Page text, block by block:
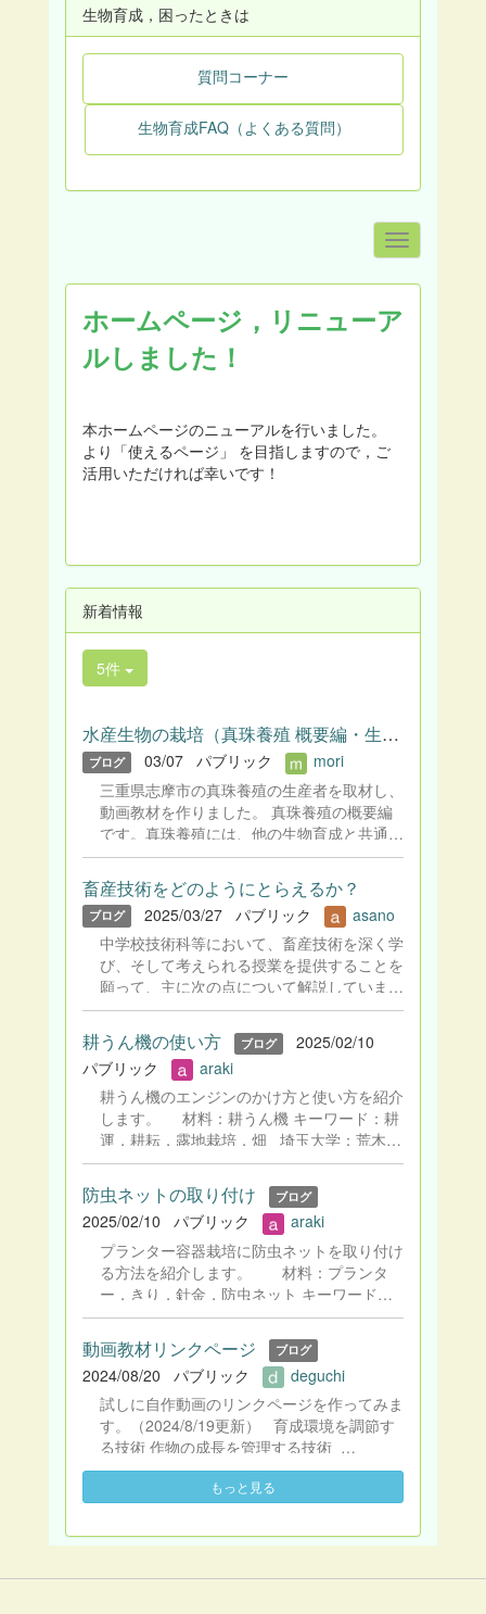
生物育成，困ったときは
質問コーナー
生物育成FAQ（よくある質問）
ホームページ，リニューア
ルしました！
本ホームページのニューアルを行いました。
より「使えるページ」 を目指しますので，ご
活用いただければ幸いです！
新着情報
5件
水産生物の栽培（真珠養殖 概要編・生産者インタビュー編）
ブログ 03/07 パブリック
mori
三重県志摩市の真珠養殖の生産者を取材し、
動画教材を作りました。 真珠養殖の概要編
です。真珠養殖には、他の生物育成と共通す
る技術に加え、独自の技術がみられます。
真珠養殖の生産者インタビュー編です。真珠
養殖に対する生産者の工夫や思いがみられま
す。 滋賀大学 教育学部森 太郎結城日向（元
学生）
畜産技術をどのようにとらえるか？
ブログ 2025/03/27 パブリック
asano
中学校技術科等において、畜産技術を深く学
び、そして考えられる授業を提供することを
願って、主に次の点について解説していま
す。 ●畜産技術の基本 栽培技術と対比しな
がら解説します。 ●畜産技術の発展と社会と
の関係性 畜産が生き残りをかけてどのよう
に変遷してきたのか、農業政策全般の変遷も
含めて解説します。 ●経済動物としての畜産
技術 感情に訴える技術を紹介します。 ●家
畜糞尿問題 加工型畜産に由来する問題につ
いて解説します。
耕うん機の使い方 ブログ
2025/02/10
パブリック
araki
耕うん機のエンジンのかけ方と使い方を紹介
します。 材料：耕うん機 キーワード：耕
運，耕耘，露地栽培，畑 埼玉大学：荒木祐
二（監修），大学院生：池田周登，竹村直起
2025年2月作成
防虫ネットの取り付け ブログ
2025/02/10 パブリック
araki
プランター容器栽培に防虫ネットを取り付け
る方法を紹介します。 材料：プランタ
ー，きり，針金，防虫ネット キーワード：
寒冷紗，不織布，虫よけ，容器，コマツナ
埼玉大学：荒木祐二（監修），大学院生：池
田周登，竹村直起 2025年2月作成
動画教材リンクページ ブログ
2024/08/20 パブリック
deguchi
試しに自作動画のリンクページを作ってみま
す。（2024/8/19更新） 育成環境を調節す
る技術 作物の成長を管理する技術
土壌環境に関わる動画
アースチェック液を用いた土壌pHの測定
き芽とり 実演動画 容器栽培の土づくり
無でミニトマトの成長はどう変わる？ 堆肥
もっと見る